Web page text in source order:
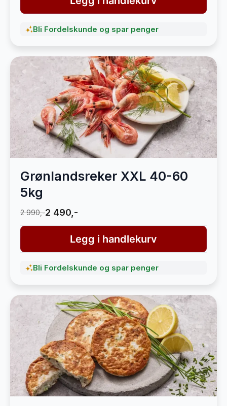
Bli Fordelskunde og spar penger
Grønlandsreker XXL 40-60
5kg
2 990,-2 490,-
Legg i handlekurv
Bli Fordelskunde og spar penger